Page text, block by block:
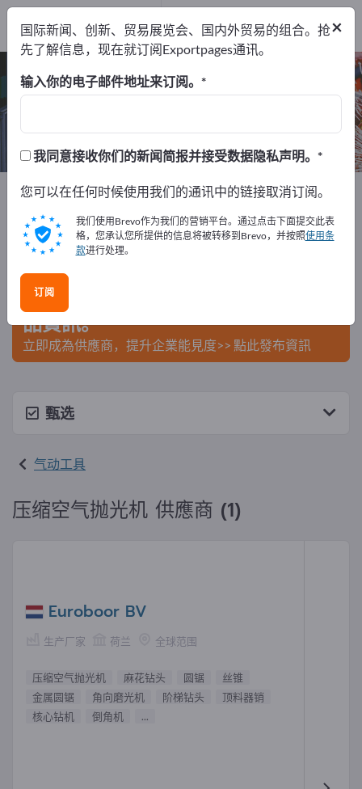
压缩空气抛光机 – 查找制造商和供应商
1 1
出口商1
制造商1
Exportpages 车间工具 气动工具 压缩空气抛光机
在Exportpages免費刊登廣告！
在Exportpages上發布您的公司與產
品資訊。
立即成為供應商，提升企業能見度>> 點此發布資訊
甄选
气动工具
压缩空气抛光机 供應商 (1)
Euroboor BV
生产厂家 荷兰 全球范围
压缩空气抛光机 麻花钻头 圆锯
丝锥
金属圆锯
角向磨光机 阶梯钻头
顶料器销
核心钻机
倒角机 ...
×
国际新闻、创新、贸易展览会、国内外贸易的组合。抢
先了解信息，现在就订阅Exportpages通讯。
输入你的电子邮件地址来订阅。
我同意接收你们的新闻简报并接受数据隐私声明。
您可以在任何时候使用我们的通讯中的链接取消订阅。
我们使用Brevo作为我们的营销平台。通过点击下面提交此表
格，您承认您所提供的信息将被转移到Brevo，并按照使用条
款进行处理。
订阅